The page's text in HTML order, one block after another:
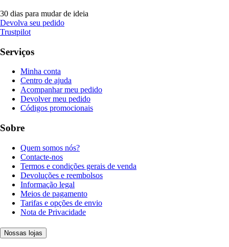
30 dias para mudar de ideia
Devolva seu pedido
Trustpilot
Serviços
Minha conta
Centro de ajuda
Acompanhar meu pedido
Devolver meu pedido
Códigos promocionais
Sobre
Quem somos nós?
Contacte-nos
Termos e condições gerais de venda
Devoluções e reembolsos
Informação legal
Meios de pagamento
Tarifas e opções de envio
Nota de Privacidade
Nossas lojas